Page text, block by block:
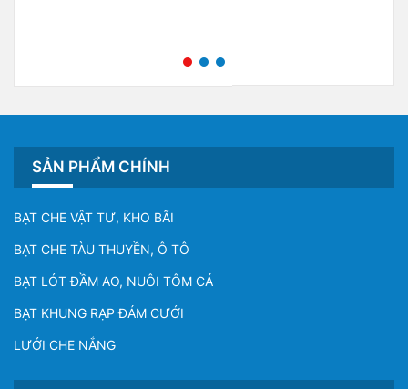
SẢN PHẨM CHÍNH
BẠT CHE VẬT TƯ, KHO BÃI
BẠT CHE TÀU THUYỀN, Ô TÔ
BẠT LÓT ĐẦM AO, NUÔI TÔM CÁ
BẠT KHUNG RẠP ĐÁM CƯỚI
LƯỚI CHE NẮNG